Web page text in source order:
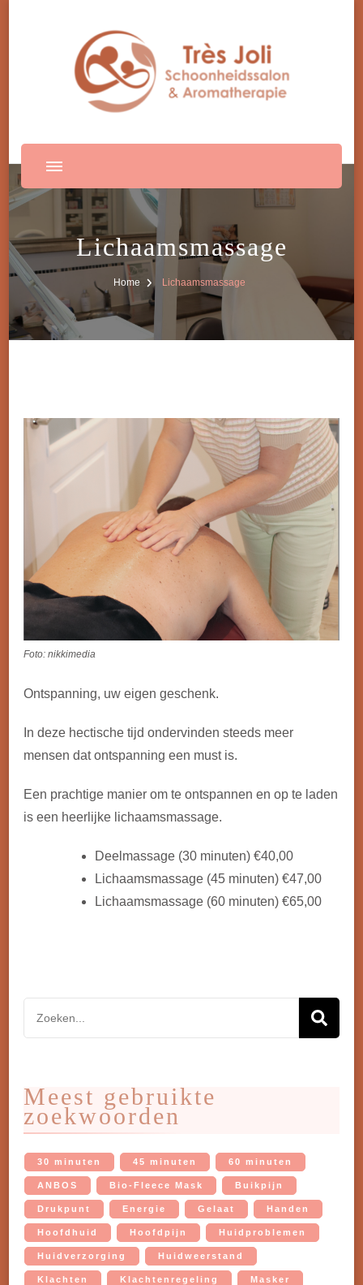
Lichaamsmassage
Home Lichaamsmassage
Foto: nikkimedia
Ontspanning, uw eigen geschenk.
In deze hectische tijd ondervinden steeds meer
mensen dat ontspanning een must is.
Een prachtige manier om te ontspannen en op te laden
is een heerlijke lichaamsmassage.
Deelmassage (30 minuten) €40,00
Lichaamsmassage (45 minuten) €47,00
Lichaamsmassage (60 minuten) €65,00
Meest gebruikte
zoekwoorden
30 minuten 45 minuten 60 minuten
ANBOS Bio-Fleece Mask Buikpijn
Drukpunt Energie Gelaat Handen
Hoofdhuid Hoofdpijn Huidproblemen
Huidverzorging Huidweerstand
Klachten Klachtenregeling Masker